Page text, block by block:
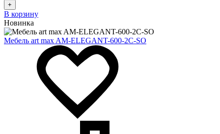
+
В корзину
Новинка
Мебель art max AM-ELEGANT-600-2C-SO